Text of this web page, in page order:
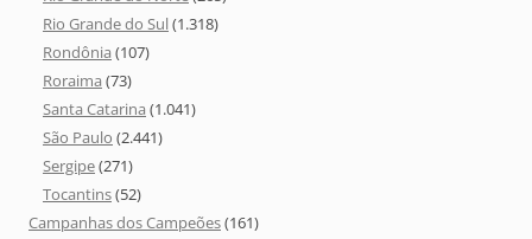
Rio Grande do Sul(1.318)
Rondônia (107)
Roraima (73)
Santa Catarina (1.041)
São Paulo (2.441)
Sergipe(271)
Tocantins(52)
Campanhas dos Campeões(161)